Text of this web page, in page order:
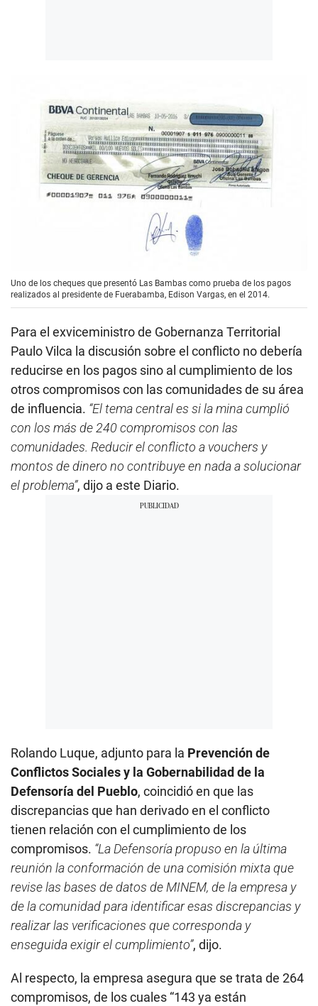
Uno de los cheques que presentó Las Bambas como prueba de los pagos
realizados al presidente de Fuerabamba, Edison Vargas, en el 2014.
Para el exviceministro de Gobernanza Territorial
Paulo Vilca la discusión sobre el conflicto no debería
reducirse en los pagos sino al cumplimiento de los
otros compromisos con las comunidades de su área
de influencia. “El tema central es si la mina cumplió
con los más de 240 compromisos con las
comunidades. Reducir el conflicto a vouchers y
montos de dinero no contribuye en nada a solucionar
el problema”, dijo a este Diario.
Rolando Luque, adjunto para la Prevención de
Conflictos Sociales y la Gobernabilidad de la
Defensoría del Pueblo, coincidió en que las
discrepancias que han derivado en el conflicto
tienen relación con el cumplimiento de los
compromisos. “La Defensoría propuso en la última
reunión la conformación de una comisión mixta que
revise las bases de datos de MINEM, de la empresa y
de la comunidad para identificar esas discrepancias y
realizar las verificaciones que corresponda y
enseguida exigir el cumplimiento”, dijo.
Al respecto, la empresa asegura que se trata de 264
compromisos, de los cuales “143 ya están